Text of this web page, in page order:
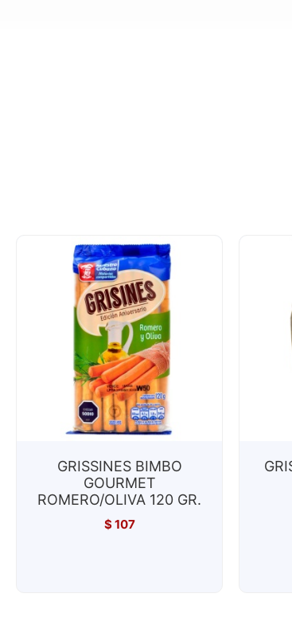
GRISSINES BIMBO
GOURMET
ROMERO/OLIVA 120 GR.
$107